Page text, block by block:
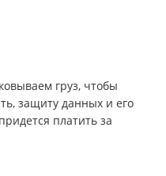
груз, чтобы
защиту данных и его
платить за